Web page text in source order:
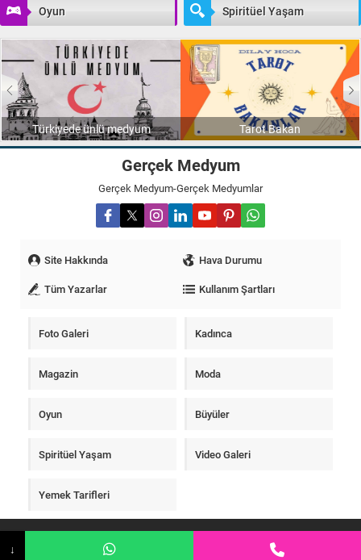
Oyun Spiritüel Yaşam
Türkiyede ünlü medyum Tarot Bakan
Gerçek Medyum
Gerçek Medyum-Gerçek Medyumlar
Site Hakkında
Hava Durumu
Tüm Yazarlar
Kullanım Şartları
Foto Galeri Kadınca
Magazin Moda
Oyun Büyüler
Spiritüel Yaşam Video Galeri
Yemek Tarifleri
Gerçek Medyum - Gerçek Medyumlar
↓